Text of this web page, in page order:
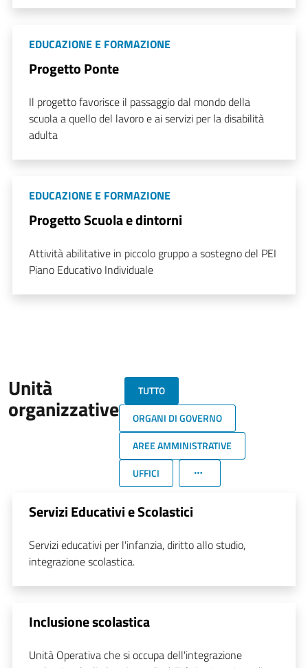
EDUCAZIONE E FORMAZIONE
Progetto Ponte
Il progetto favorisce il passaggio dal mondo della
scuola a quello del lavoro e ai servizi per la disabilità
adulta
EDUCAZIONE E FORMAZIONE
Progetto Scuola e dintorni
Attività abilitative in piccolo gruppo a sostegno del PEI
Piano Educativo Individuale
Unità
organizzative
TUTTO
ORGANI DI GOVERNO
AREE AMMINISTRATIVE
UFFICI
Servizi Educativi e Scolastici
Servizi educativi per l'infanzia, diritto allo studio,
integrazione scolastica.
Inclusione scolastica
Unità Operativa che si occupa dell'integrazione